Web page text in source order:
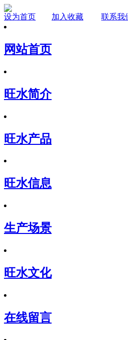
设为首页 加入收藏 联系我
网站首页
旺水简介
旺水产品
旺水信息
生产场景
旺水文化
在线留言